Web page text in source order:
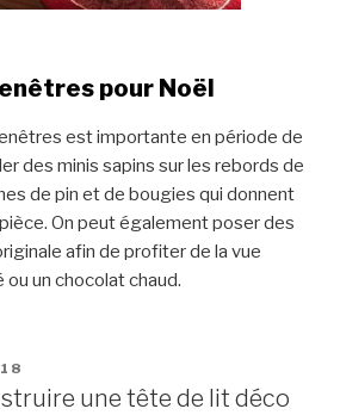
pour Noël
est importante en période de
des minis sapins sur les rebords de
de pin et de bougies qui donnent
On peut également poser des
afin de profiter de la vue
ou un chocolat chaud.
une tête de lit déco